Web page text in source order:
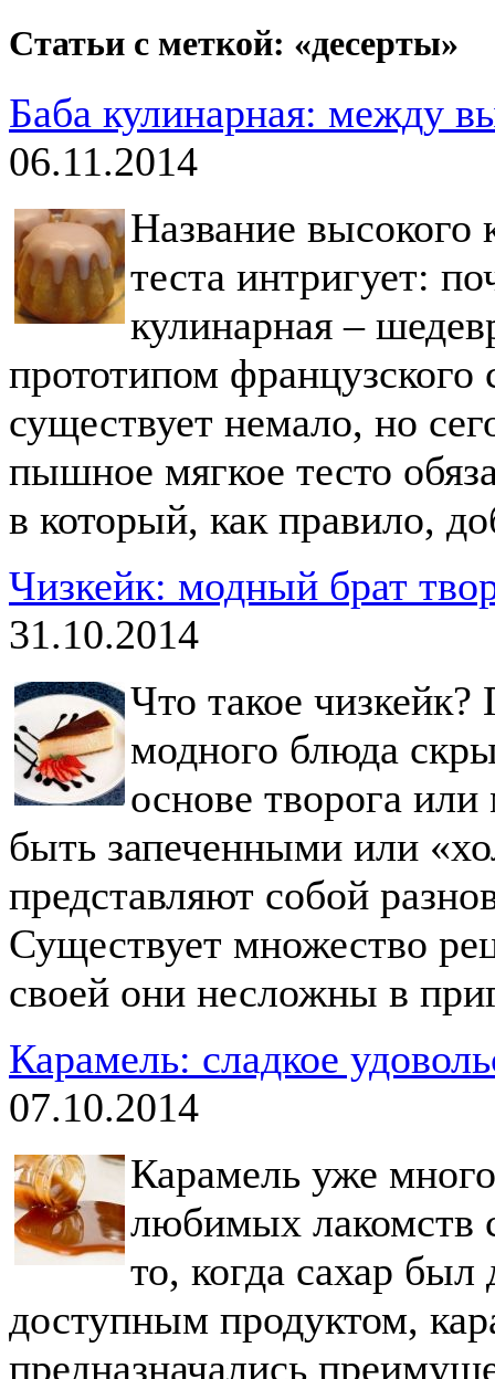
Статьи с меткой: «десерты»
Баба кулинарная: между
06.11.2014
Название высокого
теста интригует:
кулинарная –
прототипом французского
существует немало, но
пышное мягкое тесто
в который, как правило,
Чизкейк: модный брат
31.10.2014
Что такое
модного блюда
основе творога
быть запеченными или
представляют собой
Существует множество
своей они несложны в
Карамель: сладкое
07.10.2014
Карамель уже
любимых лакомств
то, когда сахар
доступным продуктом,
предназначались